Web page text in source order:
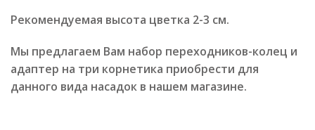
Рекомендуемая высота цветка 2-3 см.
Мы предлагаем Вам набор переходников-колец и
адаптер на три корнетика приобрести для
данного вида насадок в нашем магазине.